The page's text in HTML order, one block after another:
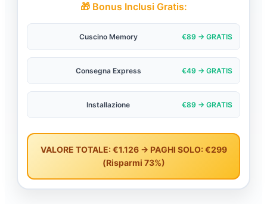
🎁 Bonus Inclusi Gratis:
Cuscino Memory €89 → GRATIS
Consegna Express €49 → GRATIS
Installazione €89 → GRATIS
VALORE TOTALE: €1.126 → PAGHI SOLO: €299
(Risparmi 73%)